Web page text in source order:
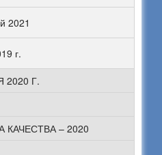
2021
г.
Г.
– 2020